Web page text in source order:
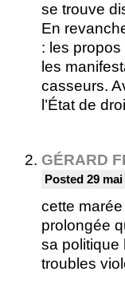
se trouve
En
: les
les
casseurs.
l’État de
GÉRARD
Posted 29
cette
prolongée
sa politique
troubles